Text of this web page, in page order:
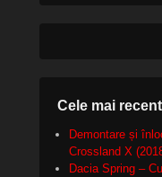
Cele mai
Demontare și
Crossland X
Dacia Spring –